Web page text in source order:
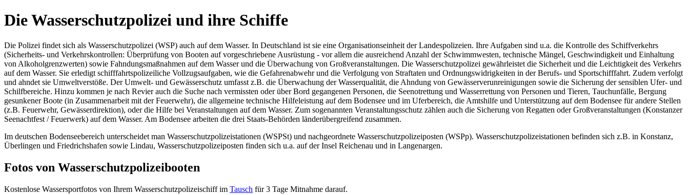
Die Wasserschutzpolizei und ihre Schiffe
Die Polizei findet sich als Wasserschutzpolizei (WSP) auch auf dem Wasser. In Deutschland ist sie eine Organisationseinheit der Landespolizeien. Ihre Aufgaben sind u.a. die Kontrolle des Schiffverkehrs
(Sicherheits- und Verkehrskontrollen: Überprüfung von Booten auf vorgeschriebene Ausrüstung - vor allem die ausreichend Anzahl der Schwimmwesten, technische Mängel, Geschwindigkeit und Einhaltung
von Alkoholgrenzwerten) sowie Fahndungsmaßnahmen auf dem Wasser und die Überwachung von Großveranstaltungen. Die Wasserschutzpolizei gewährleistet die Sicherheit und die Leichtigkeit des Verkehrs
auf dem Wasser. Sie erledigt schifffahrtspolizeiliche Vollzugsaufgaben, wie die Gefahrenabwehr und die Verfolgung von Straftaten und Ordnungswidrigkeiten in der Berufs- und Sportschifffahrt. Zudem verfolgt
und ahndet sie Umweltverstöße. Der Umwelt- und Gewässerschutz umfasst z.B. die Überwachung der Wasserqualität, die Ahndung von Gewässerverunreinigungen sowie die Sicherung der sensiblen Ufer- und
Schilfbereiche. Hinzu kommen je nach Revier auch die Suche nach vermissten oder über Bord gegangenen Personen, die Seenotrettung und Wasserrettung von Personen und Tieren, Tauchunfälle, Bergung
gesunkener Boote (in Zusammenarbeit mit der Feuerwehr), die allgemeine technische Hilfeleistung auf dem Bodensee und im Uferbereich, die Amtshilfe und Unterstützung auf dem Bodensee für andere Stellen
(z.B. Feuerwehr, Gewässerdirektion), oder die Hilfe bei Veranstaltungen auf dem Wasser. Zum sogenannten Veranstaltungsschutz zählen auch die Sicherung von Regatten oder Großveranstaltungen (Konstanzer
Seenachtfest / Feuerwerk) auf dem Wasser. Am Bodensee arbeiten die drei Staats-Behörden länderübergreifend zusammen.
Im deutschen Bodenseebereich unterscheidet man Wasserschutzpolizeistationen (WSPSt) und nachgeordnete Wasserschutzpolizeiposten (WSPp). Wasserschutzpolizeistationen befinden sich z.B. in Konstanz,
Überlingen und Friedrichshafen sowie Lindau, Wasserschutzpolizeiposten finden sich u.a. auf der Insel Reichenau und in Langenargen.
Fotos von Wasserschutzpolizeibooten
Kostenlose Wassersportfotos von Ihrem Wasserschutzpolizeischiff im Tausch für 3 Tage Mitnahme darauf.